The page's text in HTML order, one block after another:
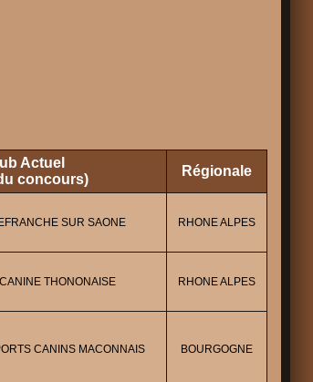
Actuel
concours)
Régionale
SUR SAONE RHONE ALPES
THONONAISE RHONE ALPES
CANINS MACONNAIS BOURGOGNE